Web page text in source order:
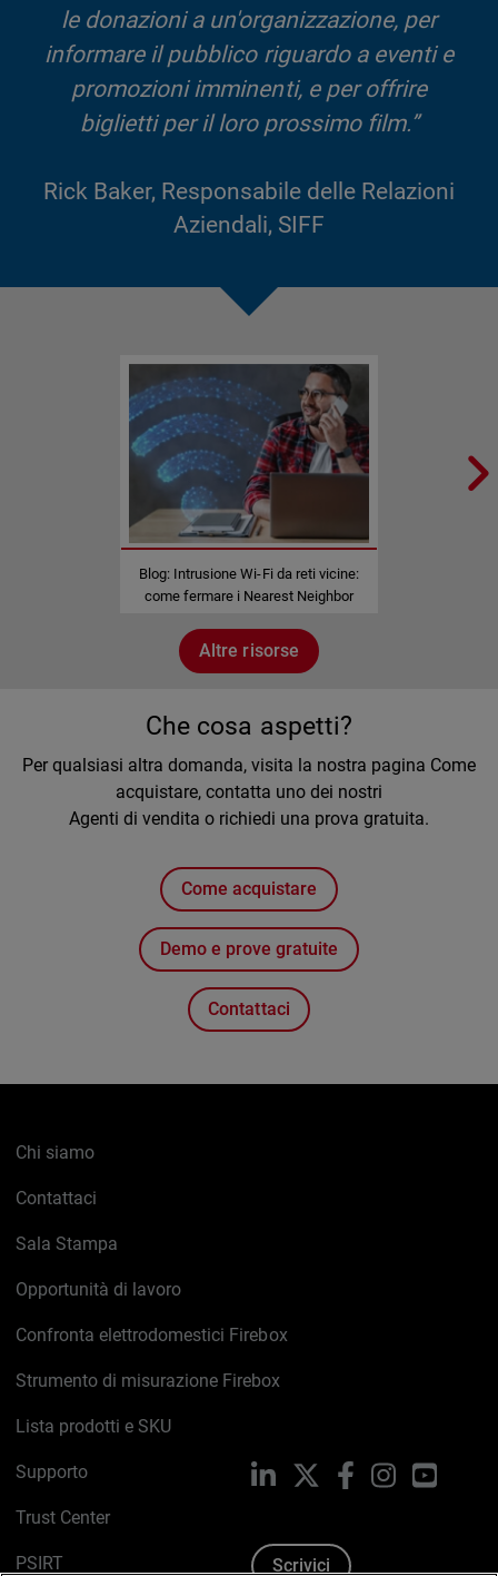
le donazioni a un'organizzazione, per
informare il pubblico riguardo a eventi e
promozioni imminenti, e per offrire
biglietti per il loro prossimo film.”
Rick Baker, Responsabile delle Relazioni
Aziendali, SIFF
Blog: Intrusione Wi-Fi da reti vicine:
come fermare i Nearest Neighbor
Altre risorse
Che cosa aspetti?
Per qualsiasi altra domanda, visita la nostra pagina Come
acquistare, contatta uno dei nostri
Agenti di vendita o richiedi una prova gratuita.
Come acquistare
Demo e prove gratuite
Contattaci
Chi siamo
Contattaci
Sala Stampa
Opportunità di lavoro
Confronta elettrodomestici Firebox
Strumento di misurazione Firebox
Lista prodotti e SKU
Supporto
Trust Center
PSIRT
LinkedIn FacebookInstagram
Scrivici